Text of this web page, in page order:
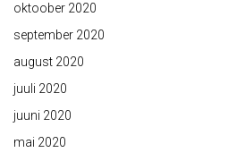
oktoober 2020
september 2020
august 2020
juuli 2020
juuni 2020
mai 2020